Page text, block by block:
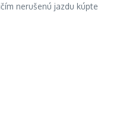
nerušenú jazdu kúpte